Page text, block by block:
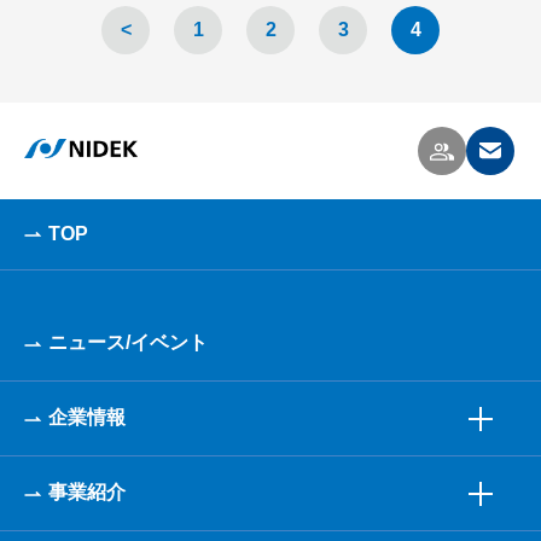
< 1 2 3 4
TOP
ニュース/イベント
企業情報
事業紹介